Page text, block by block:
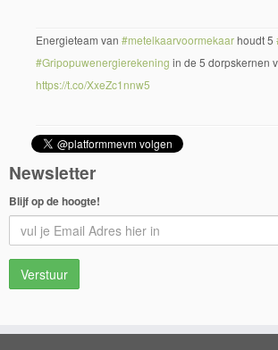
Energieteam van #metelkaarvoormekaarhoudt 5
#Gripopuwenergierekening in de 5 dorpskernen
https://t.co/XxeZc1nnw5
Newsletter
Blijf op de hoogte!